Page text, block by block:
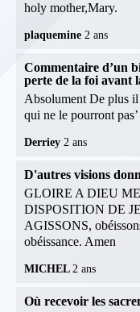
holy mother,Mary.
plaquemine 2 ans
Commentaire d’un
perte de la foi avant
Absolument De plus il
qui ne le pourront pas’
Derriey 2 ans
D'autres visions
GLOIRE A DIEU
DISPOSITION DE
AGISSONS,
obéissance. Amen
MICHEL 2 ans
Où recevoir les